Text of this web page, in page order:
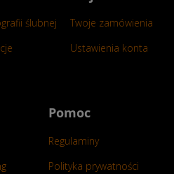
ślubnej
Twoje zamówienia
Ustawienia konta
Pomoc
Regulaminy
Polityka prywatności